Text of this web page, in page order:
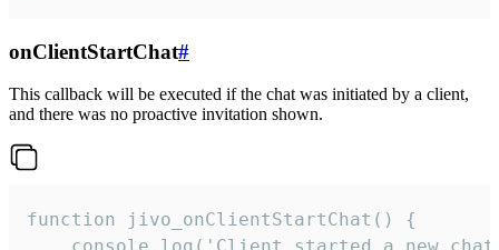
onClientStartChat#
This callback will be executed if the chat was initiated by a client,
and there was no proactive invitation shown.
function jivo_onClientStartChat() {